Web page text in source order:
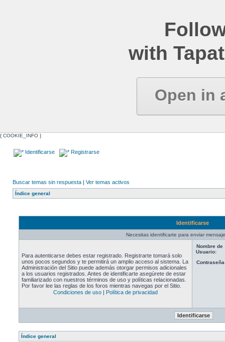
with
Open in
{ COOKIE_INFO }
Identificarse Registrarse
Buscar temas sin respuesta | Ver temas activos
Índice general
Identificarse
Necesitas identificarte para enviar
Para autenticarse debes estar registrado. Registrarte tomará solo
unos pocos segundos y te permitirá un amplio acceso al sistema. La
Administración del Sitio puede además otorgar permisos adicionales
a los usuarios registrados. Antes de identificarte asegúrete de estar
familiarizado con nuestros términos de uso y políticas relacionadas.
Por favor lee las reglas de los foros mientras navegas por el Sitio.
Condiciones de uso | Política de privacidad
Nombre de
Usuario:
Índice general